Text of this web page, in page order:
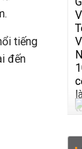
tiếng
đến